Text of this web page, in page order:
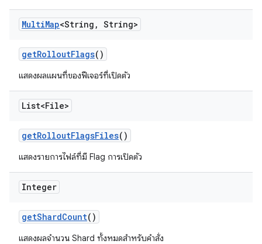
MultiMap<String , String>
getRolloutFlags()
แสดงผลแผนที่ของฟีเจอร์ที่เปิดตัว
List<File>
getRolloutFlagsFiles()
แสดงรายการไฟล์ที่มี Flag การเปิดตัว
Integer
getShardCount()
แสดงผลจำนวน Shard ทั้งหมดสำหรับคำสั่ง